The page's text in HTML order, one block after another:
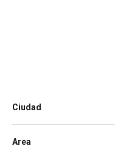
Ciudad
Area